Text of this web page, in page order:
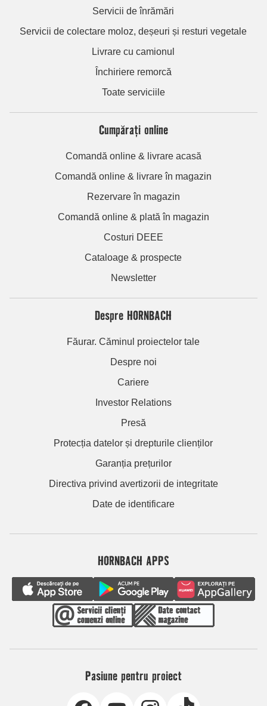
Servicii de înrămări
Servicii de colectare moloz, deșeuri și resturi vegetale
Livrare cu camionul
Închiriere remorcă
Toate serviciile
Cumpărați online
Comandă online & livrare acasă
Comandă online & livrare în magazin
Rezervare în magazin
Comandă online & plată în magazin
Costuri DEEE
Cataloage & prospecte
Newsletter
Despre HORNBACH
Făurar. Căminul proiectelor tale
Despre noi
Cariere
Investor Relations
Presă
Protecția datelor și drepturile clienților
Garanția prețurilor
Directiva privind avertizorii de integritate
Date de identificare
HORNBACH APPS
Pasiune pentru proiect